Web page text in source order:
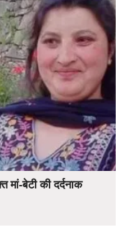
बेटी की दर्दनाक